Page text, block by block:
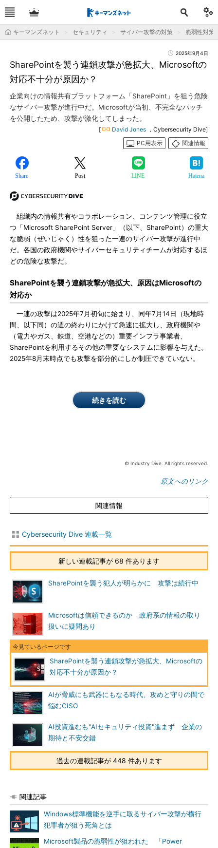
キーマンズネット セキュリティ サイバー攻撃の対策 脆弱性対策
2025年9月4日
SharePointを襲う連鎖攻撃が急拡大、Microsoftの
対応不十分が原因か？
企業向けの情報共有プラットフォーム「SharePoint」を狙う危険
なサイバー攻撃が進行中だ。Microsoftが当初、不完全なパッチ
を公開したため、攻撃が激化してしまった。
[ David Jones ，Cybersecurity Dive]
PC用表示
関連情報
Share Post LINE Hatena
組織内の情報共有やコラボレーション、コンテンツ管理に役立
つ「Microsoft SharePoint Server」（以下、SharePoint）の重大
な脆弱（ぜいじゃく）性を狙った一連のサイバー攻撃が進行中
だ。各国の政府機関やサイバーセキュリティチームが対応するほ
どの危険な攻撃だ。
SharePointを襲う連鎖攻撃が急拡大、原因はMicrosoftの
対応か
一連の攻撃は2025年7月初旬に始まり、同年7月14日（現地時
間、以下同）の週の終わりにかけて急速に拡大し、政府機関や
（電力やガス、鉄道、空港などの）重要インフラ事業者、
SharePointを利用するその他の重要なシステムに影響を与えた。
2025年8月末時点でも攻撃を部分的にしか制圧できていない。
続きを読む
© Industry Dive. All rights reserved.
原文へのリンク
関連情報
Cybersecurity Dive 連載一覧
新しい連載記事が 68 件あります
SharePointを襲う犯人が明らかに 攻撃は続行中
Microsoftは信頼できるのか 政府系の情報の取り
扱いに疑問あり
SharePointを襲う連鎖攻撃が急拡大、Microsoftの
対応不十分が原因か？
AIが脅威にも武器にもなる時代、攻めと守りの間で
悩むCISO
AI投資進むも"AIセキュリティ投資"進まず 企業の
期待と不安交錯
過去の連載記事が 448 件あります
関連記事
Windows標準機能を逆手に取るサイバー攻撃が横行
犯罪者が狙う死角とは
Microsoft製品の脆弱性が狙われた 「Power